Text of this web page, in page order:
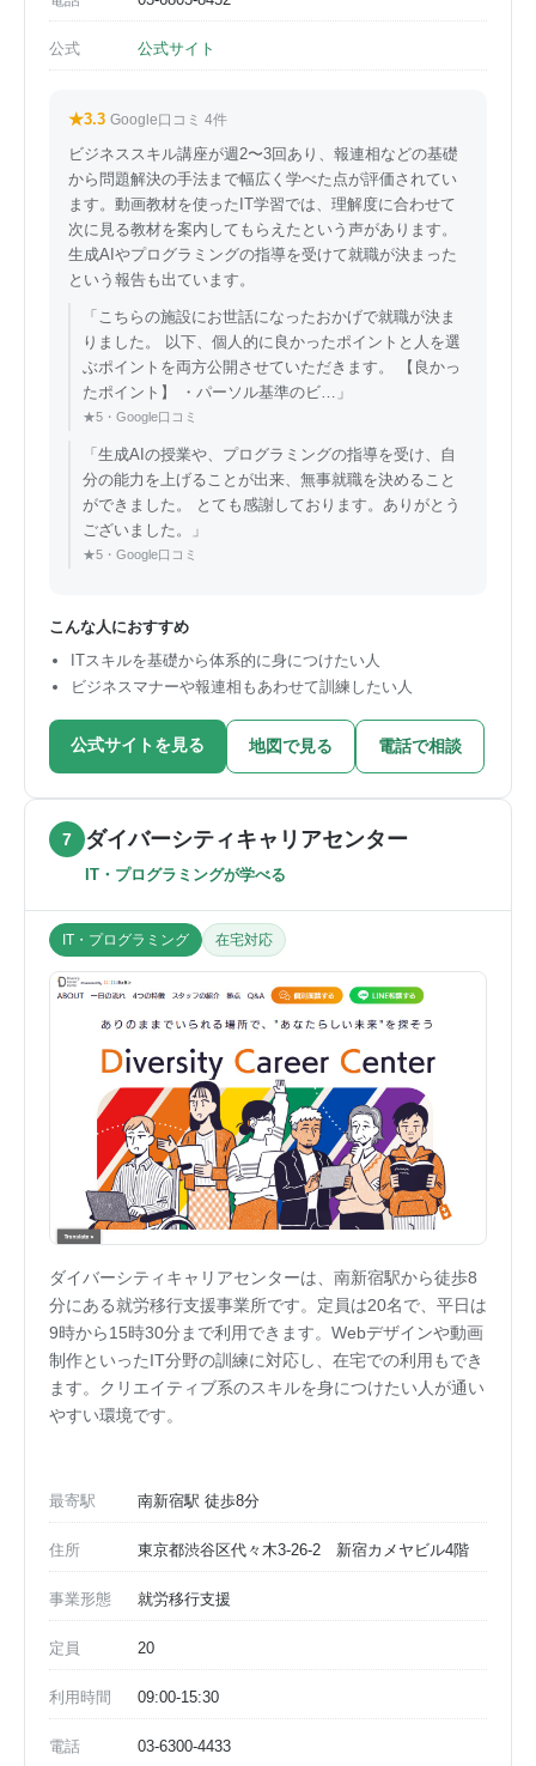
公式 公式サイト
★3.3 Google口コミ 4件
ビジネススキル講座が週2〜3回あり、報連相などの基礎
から問題解決の手法まで幅広く学べた点が評価されてい
ます。動画教材を使ったIT学習では、理解度に合わせて
次に見る教材を案内してもらえたという声があります。
生成AIやプログラミングの指導を受けて就職が決まった
という報告も出ています。
「こちらの施設にお世話になったおかげで就職が決ま
りました。 以下、個人的に良かったポイントと人を選
ぶポイントを両方公開させていただきます。 【良かっ
たポイント】 ・パーソル基準のビ…」
★5・Google口コミ
「生成AIの授業や、プログラミングの指導を受け、自
分の能力を上げることが出来、無事就職を決めること
ができました。 とても感謝しております。ありがとう
ございました。」
★5・Google口コミ
こんな人におすすめ
ITスキルを基礎から体系的に身につけたい人
ビジネスマナーや報連相もあわせて訓練したい人
公式サイトを見る 地図で見る 電話で相談
7 ダイバーシティキャリアセンター
IT・プログラミングが学べる
IT・プログラミング 在宅対応
ダイバーシティキャリアセンターは、南新宿駅から徒歩8
分にある就労移行支援事業所です。定員は20名で、平日は
9時から15時30分まで利用できます。Webデザインや動画
制作といったIT分野の訓練に対応し、在宅での利用もでき
ます。クリエイティブ系のスキルを身につけたい人が通い
やすい環境です。
最寄駅 南新宿駅 徒歩8分
住所 東京都渋谷区代々木3-26-2 新宿カメヤビル4階
事業形態 就労移行支援
定員 20
利用時間 09:00-15:30
電話 03-6300-4433